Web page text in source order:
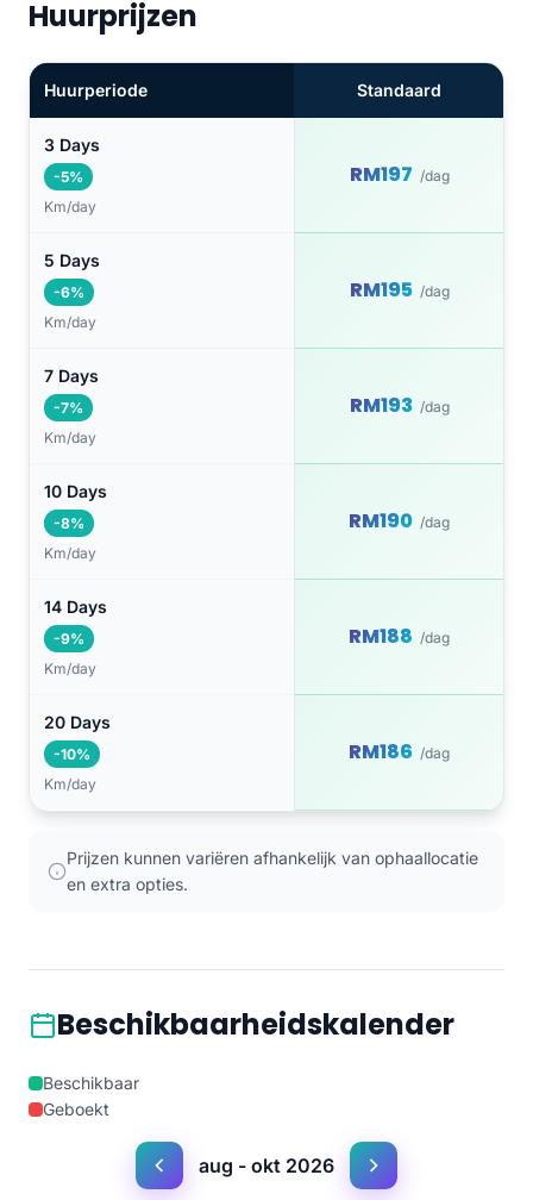
Huurprijzen
Huurperiode Standaard
3 Days
-5%
Km/day
RM197 /dag
5 Days
-6%
Km/day
RM195 /dag
7 Days
-7%
Km/day
RM193 /dag
10 Days
-8%
Km/day
RM190 /dag
14 Days
-9%
Km/day
RM188 /dag
20 Days
-10%
Km/day
RM186 /dag
Prijzen kunnen variëren afhankelijk van ophaallocatie
en extra opties.
Beschikbaarheidskalender
Beschikbaar
Geboekt
aug - okt 2026